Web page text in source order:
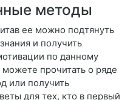
методы
ее можно подтянуть
и получить
по данному
прочитать о ряде
или получить
для тех, кто в первый